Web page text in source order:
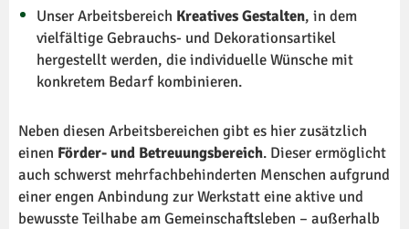
Unser Arbeitsbereich Kreatives Gestalten, in dem
vielfältige Gebrauchs- und Dekorationsartikel
hergestellt werden, die individuelle Wünsche mit
konkretem Bedarf kombinieren.
Neben diesen Arbeitsbereichen gibt es hier zusätzlich
einen Förder- und Betreuungsbereich. Dieser ermöglicht
auch schwerst mehrfachbehinderten Menschen aufgrund
einer engen Anbindung zur Werkstatt eine aktive und
bewusste Teilhabe am Gemeinschaftsleben – außerhalb